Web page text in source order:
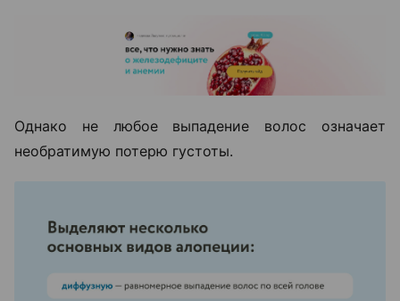
Однако не любое выпадение волос означает
необратимую потерю густоты.